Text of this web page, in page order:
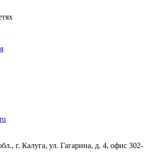
г. Калуга, ул. Гагарина, д. 4, офис 302-